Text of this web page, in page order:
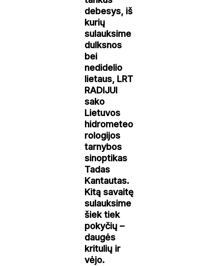
debesys, iš
kurių
sulauksime
dulksnos
bei
nedidelio
lietaus, LRT
RADIJUI
sako
Lietuvos
hidrometeo
rologijos
tarnybos
sinoptikas
Tadas
Kantautas.
Kitą savaitę
sulauksime
šiek tiek
pokyčių –
daugės
kritulių ir
vėjo.